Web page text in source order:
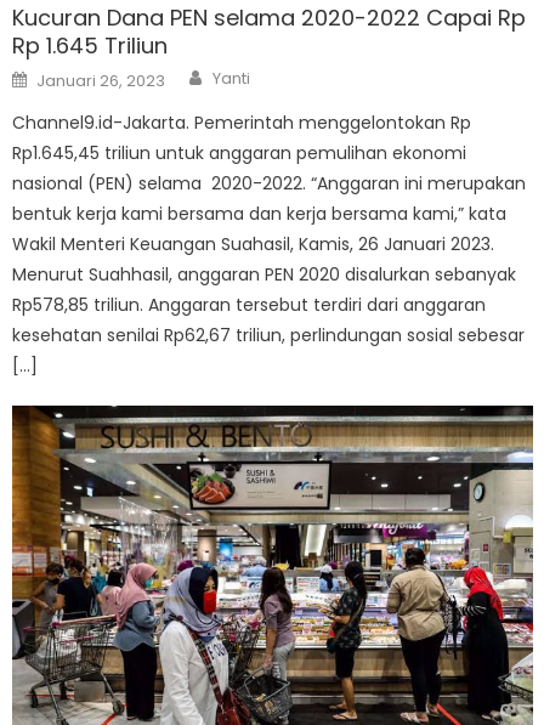
Kucuran Dana PEN selama 2020-2022 Capai Rp
Rp 1.645 Triliun
Posted
on
Januari 26, 2023 Author
Yanti
Channel9.id-Jakarta. Pemerintah menggelontokan Rp
Rp1.645,45 triliun untuk anggaran pemulihan ekonomi
nasional (PEN) selama 2020-2022. “Anggaran ini merupakan
bentuk kerja kami bersama dan kerja bersama kami,” kata
Wakil Menteri Keuangan Suahasil, Kamis, 26 Januari 2023.
Menurut Suahhasil, anggaran PEN 2020 disalurkan sebanyak
Rp578,85 triliun. Anggaran tersebut terdiri dari anggaran
kesehatan senilai Rp62,67 triliun, perlindungan sosial sebesar
[…]